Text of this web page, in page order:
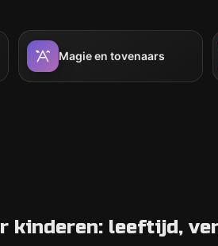
Magie en tovenaars
kinderen: leeftijd,